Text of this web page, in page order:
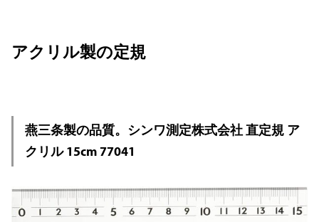
アクリル製の定規
燕三条製の品質。シンワ測定株式会社 直定規 ア
クリル 15cm 77041